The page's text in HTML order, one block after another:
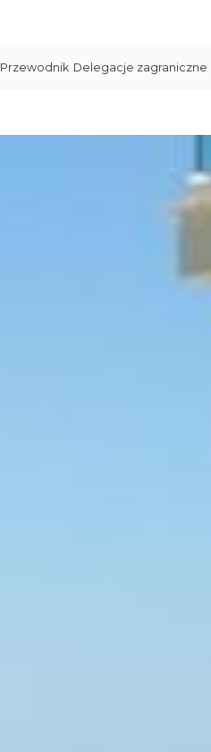
Przewodnik Delegacje zagraniczne